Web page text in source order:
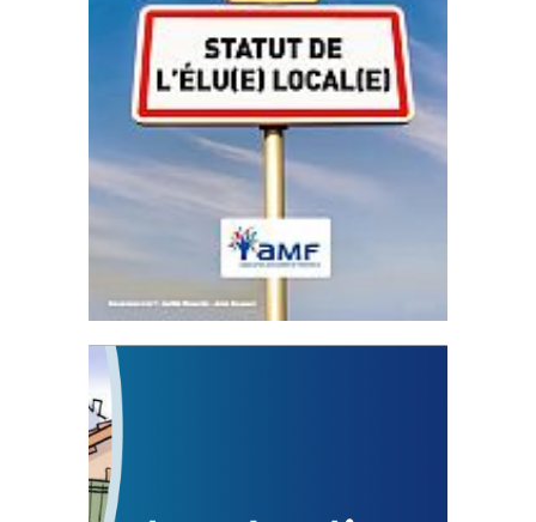
Statut de l’élu local
3 avril 2024
Mise à jour avril 2024
FEUILLETER